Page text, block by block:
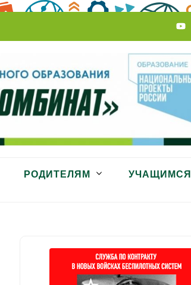
РОДИТЕЛЯМ
УЧАЩИМСЯ